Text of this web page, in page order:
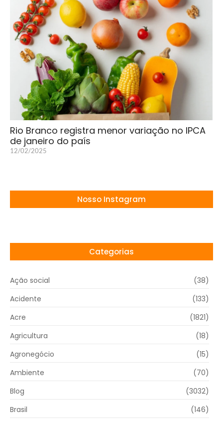
Rio Branco registra menor variação no IPCA
de janeiro do país
12/02/2025
Nosso Instagram
Categorias
Ação social
(38)
Acidente
(133)
Acre
(1821)
Agricultura
(18)
Agronegócio
(15)
Ambiente
(70)
Blog
(3032)
Brasil
(146)